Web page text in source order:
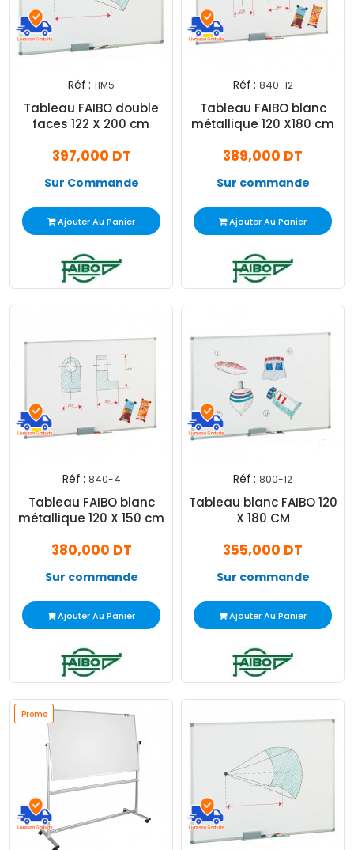
Réf : 11M5
Tableau FAIBO double
faces 122 X 200 cm
397,000 DT
Sur Commande
Ajouter Au Panier
Réf : 840-12
Tableau FAIBO blanc
métallique 120 X180 cm
389,000 DT
Sur commande
Ajouter Au Panier
Réf : 840-4
Tableau FAIBO blanc
métallique 120 X 150 cm
380,000 DT
Sur commande
Ajouter Au Panier
Réf : 800-12
Tableau blanc FAIBO 120
X 180 CM
355,000 DT
Sur commande
Ajouter Au Panier
Promo